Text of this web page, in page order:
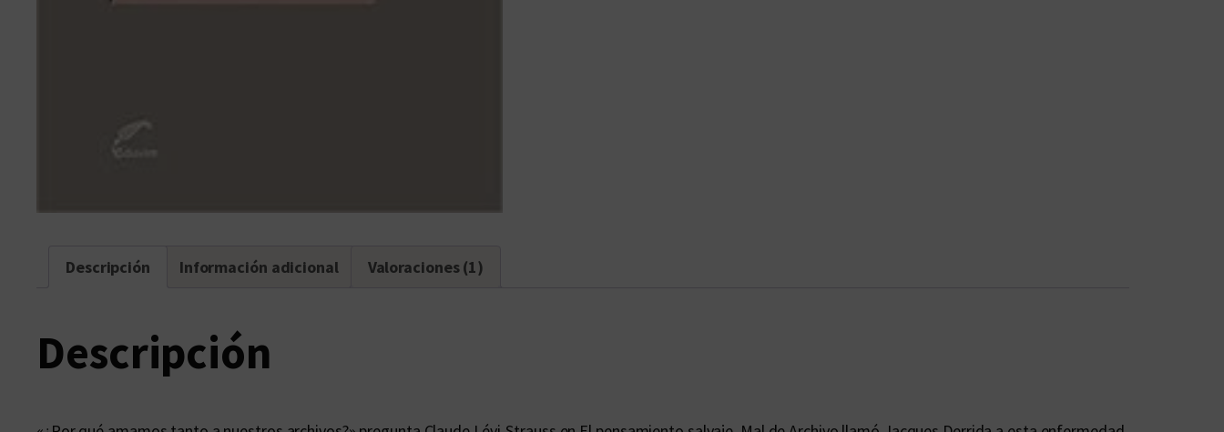
Descripción Información adicional Valoraciones (1)
Descripción